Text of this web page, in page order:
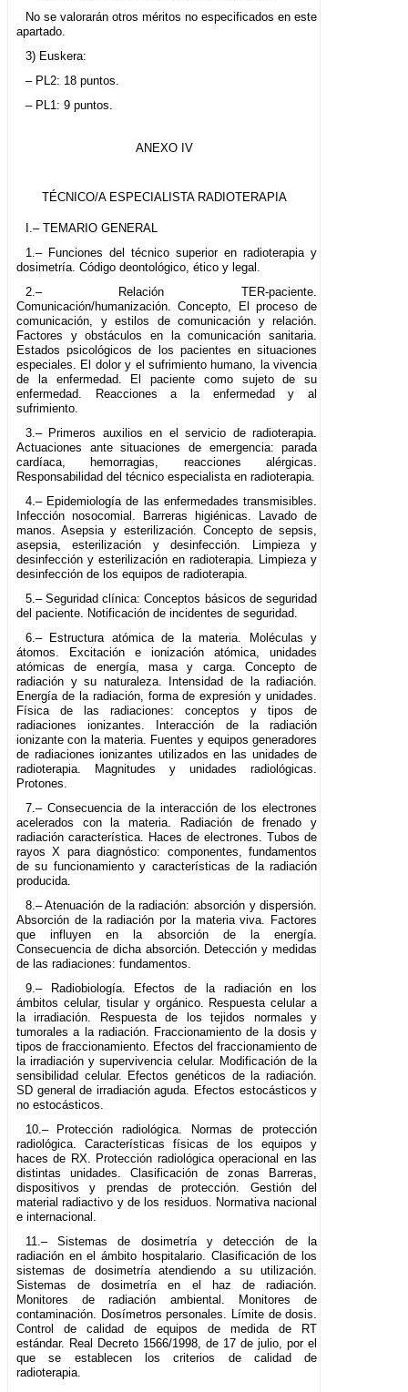
No se valorarán otros méritos no especificados en este
apartado.
3) Euskera:
– PL2: 18 puntos.
– PL1: 9 puntos.
ANEXO IV
TÉCNICO/A ESPECIALISTA RADIOTERAPIA
I.– TEMARIO GENERAL
1.– Funciones del técnico superior en radioterapia y
dosimetría. Código deontológico, ético y legal.
2.– Relación TER-paciente.
Comunicación/humanización. Concepto, El proceso de
comunicación, y estilos de comunicación y relación.
Factores y obstáculos en la comunicación sanitaria.
Estados psicológicos de los pacientes en situaciones
especiales. El dolor y el sufrimiento humano, la vivencia
de la enfermedad. El paciente como sujeto de su
enfermedad. Reacciones a la enfermedad y al
sufrimiento.
3.– Primeros auxilios en el servicio de radioterapia.
Actuaciones ante situaciones de emergencia: parada
cardíaca, hemorragias, reacciones alérgicas.
Responsabilidad del técnico especialista en radioterapia.
4.– Epidemiología de las enfermedades transmisibles.
Infección nosocomial. Barreras higiénicas. Lavado de
manos. Asepsia y esterilización. Concepto de sepsis,
asepsia, esterilización y desinfección. Limpieza y
desinfección y esterilización en radioterapia. Limpieza y
desinfección de los equipos de radioterapia.
5.– Seguridad clínica: Conceptos básicos de seguridad
del paciente. Notificación de incidentes de seguridad.
6.– Estructura atómica de la materia. Moléculas y
átomos. Excitación e ionización atómica, unidades
atómicas de energía, masa y carga. Concepto de
radiación y su naturaleza. Intensidad de la radiación.
Energía de la radiación, forma de expresión y unidades.
Física de las radiaciones: conceptos y tipos de
radiaciones ionizantes. Interacción de la radiación
ionizante con la materia. Fuentes y equipos generadores
de radiaciones ionizantes utilizados en las unidades de
radioterapia. Magnitudes y unidades radiológicas.
Protones.
7.– Consecuencia de la interacción de los electrones
acelerados con la materia. Radiación de frenado y
radiación característica. Haces de electrones. Tubos de
rayos X para diagnóstico: componentes, fundamentos
de su funcionamiento y características de la radiación
producida.
8.– Atenuación de la radiación: absorción y dispersión.
Absorción de la radiación por la materia viva. Factores
que influyen en la absorción de la energía.
Consecuencia de dicha absorción. Detección y medidas
de las radiaciones: fundamentos.
9.– Radiobiología. Efectos de la radiación en los
ámbitos celular, tisular y orgánico. Respuesta celular a
la irradiación. Respuesta de los tejidos normales y
tumorales a la radiación. Fraccionamiento de la dosis y
tipos de fraccionamiento. Efectos del fraccionamiento de
la irradiación y supervivencia celular. Modificación de la
sensibilidad celular. Efectos genéticos de la radiación.
SD general de irradiación aguda. Efectos estocásticos y
no estocásticos.
10.– Protección radiológica. Normas de protección
radiológica. Características físicas de los equipos y
haces de RX. Protección radiológica operacional en las
distintas unidades. Clasificación de zonas Barreras,
dispositivos y prendas de protección. Gestión del
material radiactivo y de los residuos. Normativa nacional
e internacional.
11.– Sistemas de dosimetría y detección de la
radiación en el ámbito hospitalario. Clasificación de los
sistemas de dosimetría atendiendo a su utilización.
Sistemas de dosimetría en el haz de radiación.
Monitores de radiación ambiental. Monitores de
contaminación. Dosímetros personales. Límite de dosis.
Control de calidad de equipos de medida de RT
estándar. Real Decreto 1566/1998, de 17 de julio, por el
que se establecen los criterios de calidad de
radioterapia.